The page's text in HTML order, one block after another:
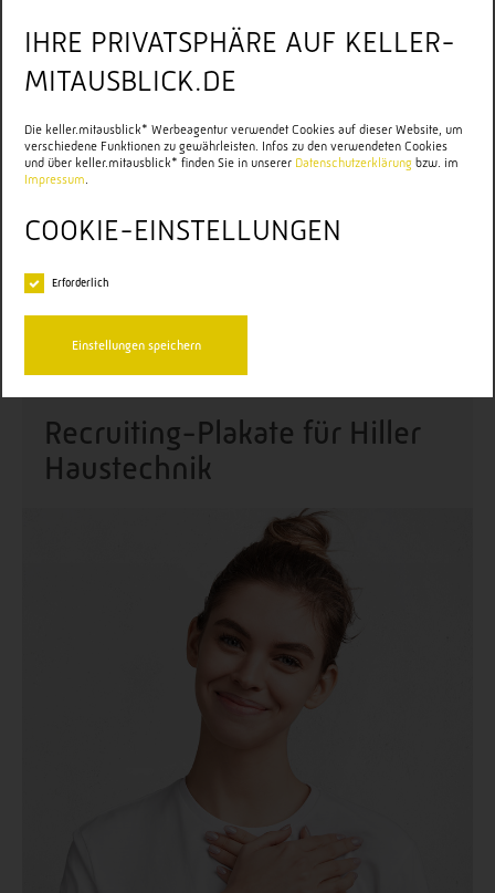
Recruiting-Plakate für Hiller
Haustechnik
IHRE PRIVATSPHÄRE AUF KELLER-
MITAUSBLICK.DE
Die keller.mitausblick* Werbeagentur verwendet Cookies auf dieser Website, um
verschiedene Funktionen zu gewährleisten. Infos zu den verwendeten Cookies
und über keller.mitausblick* finden Sie in unserer Datenschutzerklärung bzw. im
Impressum.
COOKIE-EINSTELLUNGEN
Erforderlich
Einstellungen speichern